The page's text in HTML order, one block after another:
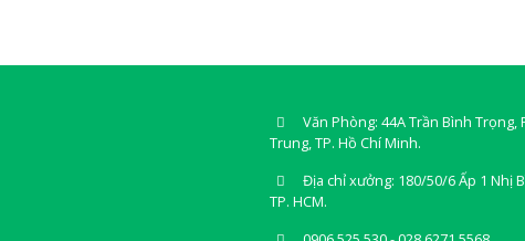
Văn Phòng: 44A Trần Bình Trọng,
Trung, TP. Hồ Chí Minh.
Địa chỉ xưởng: 180/50/6 Ấp 1 Nhị
TP. HCM.